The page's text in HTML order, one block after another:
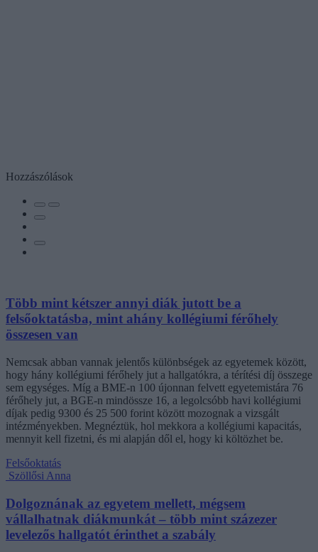
Hozzászólások
Több mint kétszer annyi diák jutott be a
felsőoktatásba, mint ahány kollégiumi férőhely
összesen van
Nemcsak abban vannak jelentős különbségek az egyetemek között,
hogy hány kollégiumi férőhely jut a hallgatókra, a térítési díj összege
sem egységes. Míg a BME-n 100 újonnan felvett egyetemistára 76
férőhely jut, a BGE-n mindössze 16, a legolcsóbb havi kollégiumi
díjak pedig 9300 és 25 500 forint között mozognak a vizsgált
intézményekben. Megnéztük, hol mekkora a kollégiumi kapacitás,
mennyit kell fizetni, és mi alapján dől el, hogy ki költözhet be.
Felsőoktatás
Szöllősi Anna
Dolgoznának az egyetem mellett, mégsem
vállalhatnak diákmunkát – több mint százezer
levelezős hallgatót érinthet a szabály